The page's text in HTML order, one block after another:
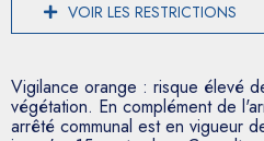
VOIR LES RESTRICTIONS
Vigilance orange : risque élevé
végétation. En complément de
arrêté communal est en vigueur